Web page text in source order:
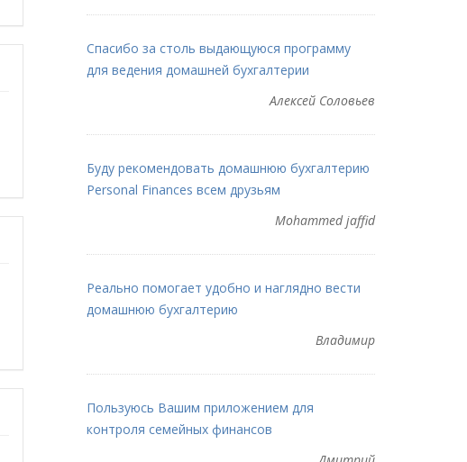
Спасибо за столь выдающуюся программу
для ведения домашней бухгалтерии
Алексей Соловьев
Буду рекомендовать домашнюю бухгалтерию
Personal Finances всем друзьям
Mohammed jaffid
Реально помогает удобно и наглядно вести
домашнюю бухгалтерию
Владимир
Пользуюсь Вашим приложением для
контроля семейных финансов